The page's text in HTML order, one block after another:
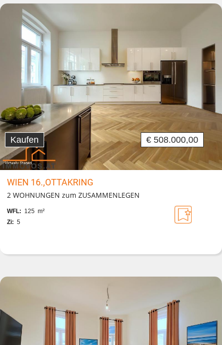
Kaufen € 508.000,00
WIEN 16.,OTTAKRING
2 WOHNUNGEN zum ZUSAMMENLEGEN
WFL: 125 m²
Zi: 5